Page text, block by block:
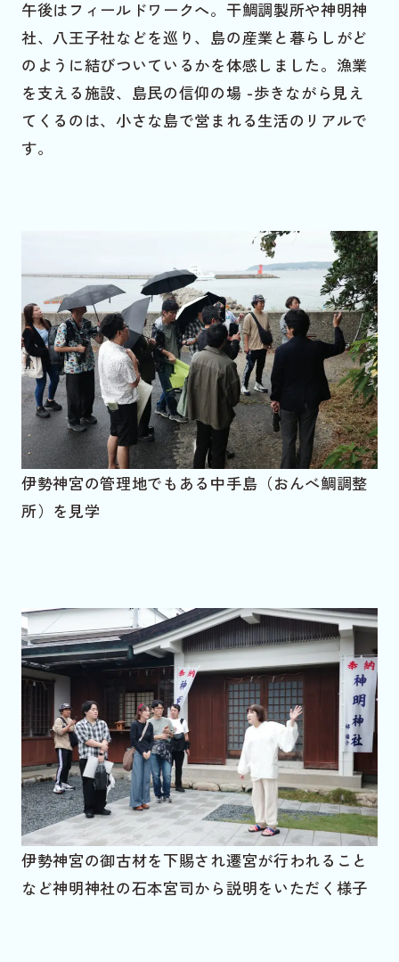
午後はフィールドワークへ。干鯛調製所や神明神
社、八王子社などを巡り、島の産業と暮らしがど
のように結びついているかを体感しました。漁業
を支える施設、島民の信仰の場 -歩きながら見え
てくるのは、小さな島で営まれる生活のリアルで
す。
伊勢神宮の管理地でもある中手島（おんべ鯛調整
所）を見学
伊勢神宮の御古材を下賜され遷宮が行われること
など神明神社の石本宮司から説明をいただく様子